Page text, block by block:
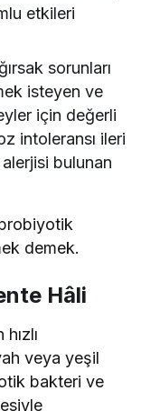
etkileri
sorunları
isteyen ve
için değerli
intoleransı ileri
bulunan
demek.
Hâli
veya yeşil
bakteri ve